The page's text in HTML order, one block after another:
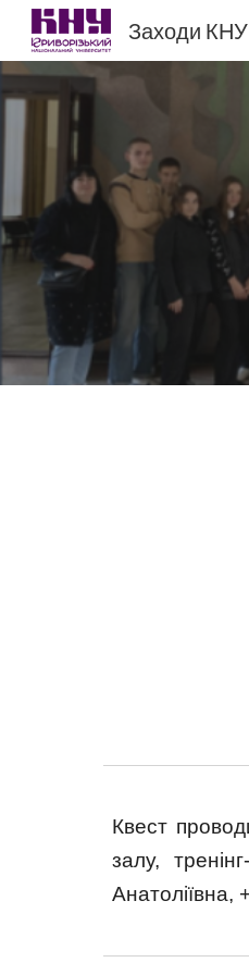
Заходи КНУ
Квест
залу,
Анатоліївна,